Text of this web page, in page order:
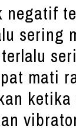
negatif
sering
mati